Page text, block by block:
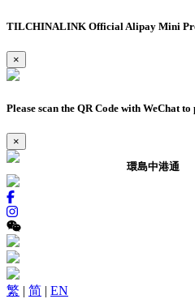
TILCHINALINK Official Alipay Mini
×
Please scan the QR Code with WeChat
×
環島中港通
繁 | 简 | EN